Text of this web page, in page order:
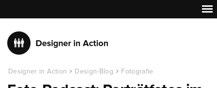
Designer in Action Design-Blog Fotografie